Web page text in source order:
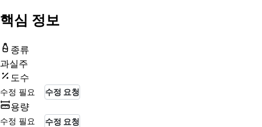
핵심 정보
종류
과실주
도수
수정 필요 수정 요청
용량
수정 필요 수정 요청